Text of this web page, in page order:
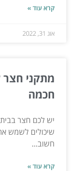
קרא עוד »
אוג 31, 2022
מתקני חצר
חכמה
יש לכם חצר
שיכולים לשמש
חשוב...
קרא עוד »